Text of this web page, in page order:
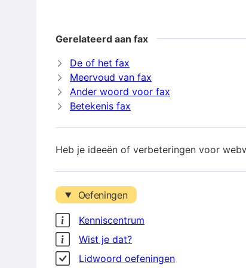
Gerelateerd aan fax
De of het fax
Meervoud van fax
Ander woord voor fax
Betekenis fax
Heb je ideeën of verbeteringen voor
Oefeningen
Kenniscentrum
Wist je dat?
Lidwoord oefeningen